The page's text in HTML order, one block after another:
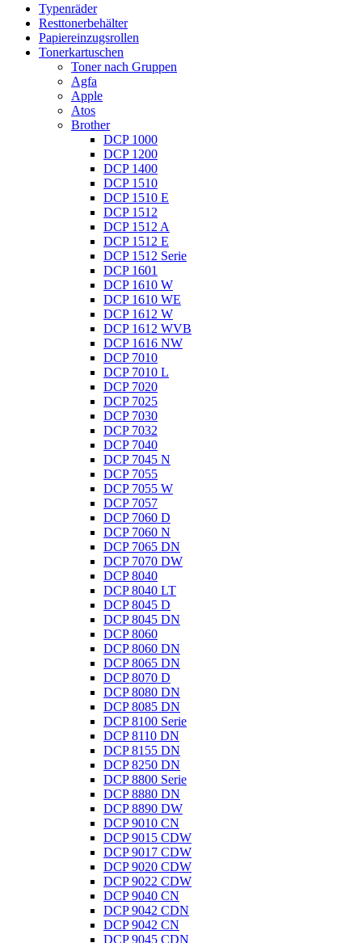
Typenräder
Resttonerbehälter
Papiereinzugsrollen
Tonerkartuschen
Toner nach Gruppen
Agfa
Apple
Atos
Brother
DCP 1000
DCP 1200
DCP 1400
DCP 1510
DCP 1510 E
DCP 1512
DCP 1512 A
DCP 1512 E
DCP 1512 Serie
DCP 1601
DCP 1610 W
DCP 1610 WE
DCP 1612 W
DCP 1612 WVB
DCP 1616 NW
DCP 7010
DCP 7010 L
DCP 7020
DCP 7025
DCP 7030
DCP 7032
DCP 7040
DCP 7045 N
DCP 7055
DCP 7055 W
DCP 7057
DCP 7060 D
DCP 7060 N
DCP 7065 DN
DCP 7070 DW
DCP 8040
DCP 8040 LT
DCP 8045 D
DCP 8045 DN
DCP 8060
DCP 8060 DN
DCP 8065 DN
DCP 8070 D
DCP 8080 DN
DCP 8085 DN
DCP 8100 Serie
DCP 8110 DN
DCP 8155 DN
DCP 8250 DN
DCP 8800 Serie
DCP 8880 DN
DCP 8890 DW
DCP 9010 CN
DCP 9015 CDW
DCP 9017 CDW
DCP 9020 CDW
DCP 9022 CDW
DCP 9040 CN
DCP 9042 CDN
DCP 9042 CN
DCP 9045 CDN